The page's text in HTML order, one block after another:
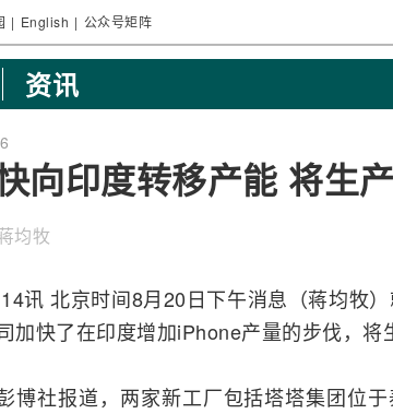
| English | 公众号矩阵
资讯
向印度转移产能 将生
均牧
讯 北京时间8月20日下午消息（蒋均牧
加快了在印度增加iPhone产量的步伐，将
博社报道，两家新工厂包括塔塔集团位